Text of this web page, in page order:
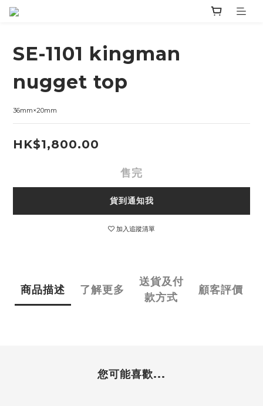
SE-1101 kingman
nugget top
36mm×20mm
HK$1,800.00
售完
貨到通知我
加入追蹤清單
商品描述 了解更多
送貨及付
款方式
顧客評價
您可能喜歡...